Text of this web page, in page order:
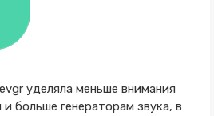
уделяла меньше внимания
больше генераторам звука, в